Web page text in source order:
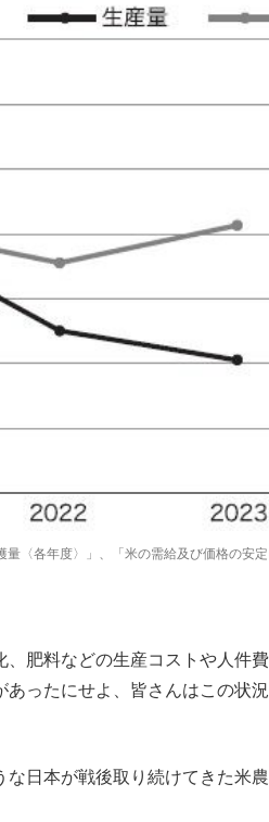
〈各年度〉」、「米の需給及び価格の安定
肥料などの生産コストや人件
ったにせよ、皆さんはこの状
日本が戦後取り続けてきた米